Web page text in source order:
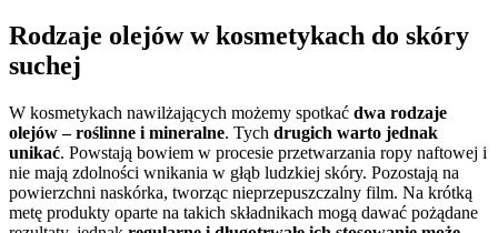
Rodzaje olejów w kosmetykach do skóry
suchej
W kosmetykach nawilżających możemy spotkać dwa rodzaje
olejów – roślinne i mineralne. Tych drugich warto jednak
unikać. Powstają bowiem w procesie przetwarzania ropy naftowej i
nie mają zdolności wnikania w głąb ludzkiej skóry. Pozostają na
powierzchni naskórka, tworząc nieprzepuszczalny film. Na krótką
metę produkty oparte na takich składnikach mogą dawać pożądane